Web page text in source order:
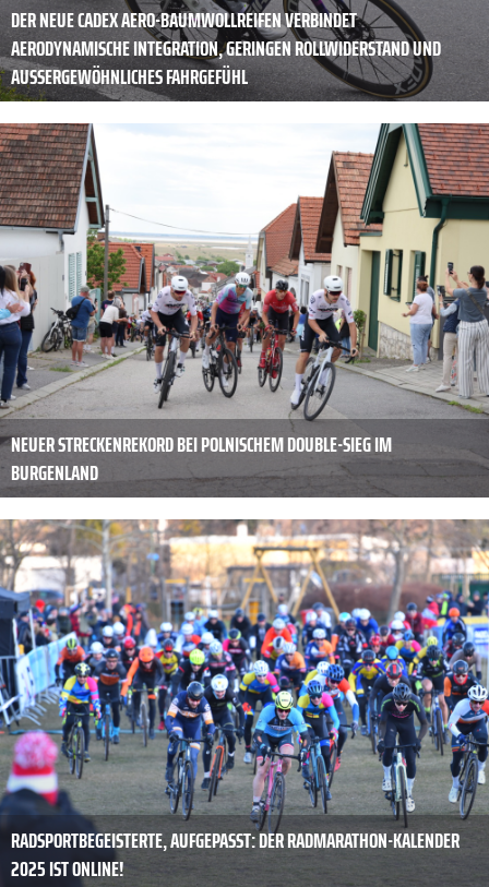
DER NEUE CADEX AERO-BAUMWOLLREIFEN VERBINDET
AERODYNAMISCHE INTEGRATION, GERINGEN ROLLWIDERSTAND UND
AUSSERGEWÖHNLICHES FAHRGEFÜHL
NEUER STRECKENREKORD BEI POLNISCHEM DOUBLE-SIEG IM
BURGENLAND
RADSPORTBEGEISTERTE, AUFGEPASST: DER RADMARATHON-KALENDER
2025 IST ONLINE!